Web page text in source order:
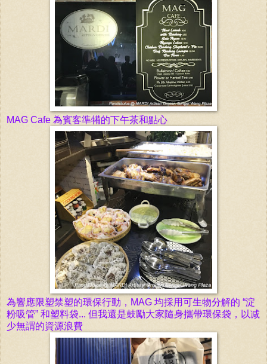
MAG Cafe 為賓客準犕的下午茶和點心
為響應限塑禁塑的環保行動 ，MAG 均採用可生物分解的 “淀
粉吸管” 和塑料袋... 但我還是鼓勵大家隨身攜帶環保袋，以减
少無謂的資源浪費